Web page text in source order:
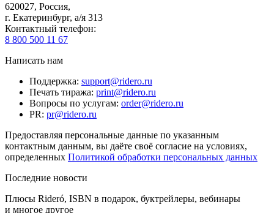
620027, Россия,
г. Екатеринбург, а/я 313
Контактный телефон:
8 800 500 11 67
Написать нам
Поддержка: support@ridero.ru
Печать тиража: print@ridero.ru
Вопросы по услугам: order@ridero.ru
PR: pr@ridero.ru
Предоставляя персональные данные по указанным
контактным данным, вы даёте своё согласие на условиях,
определенных Политикой обработки персональных данных
Последние новости
Плюсы Rideró, ISBN в подарок, буктрейлеры, вебинары
и многое другое